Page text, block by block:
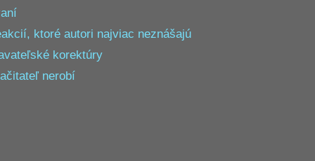
ktoré autori najviac neznášajú
korektúry
nerobí